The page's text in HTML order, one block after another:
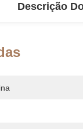
Descrição